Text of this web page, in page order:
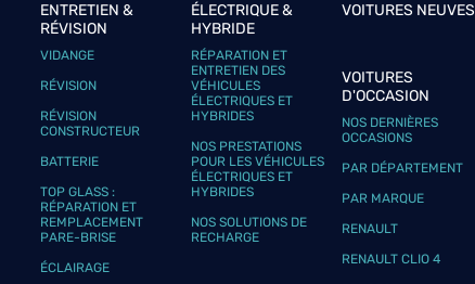
ENTRETIEN &
RÉVISION
VIDANGE
RÉVISION
RÉVISION
CONSTRUCTEUR
BATTERIE
TOP GLASS :
RÉPARATION ET
REMPLACEMENT
PARE-BRISE
ÉCLAIRAGE
ÉLECTRIQUE &
HYBRIDE
RÉPARATION ET
ENTRETIEN DES
VÉHICULES
ÉLECTRIQUES ET
HYBRIDES
NOS PRESTATIONS
POUR LES VÉHICULES
ÉLECTRIQUES ET
HYBRIDES
NOS SOLUTIONS DE
RECHARGE
VOITURES NEUVES
VOITURES
D'OCCASION
NOS DERNIÈRES
OCCASIONS
PAR DÉPARTEMENT
PAR MARQUE
RENAULT
RENAULT CLIO 4